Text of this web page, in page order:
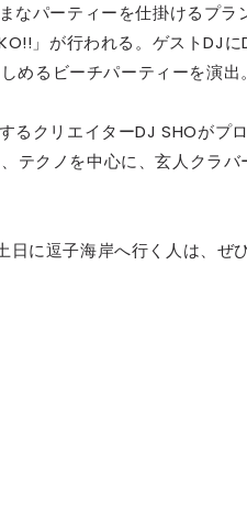
なパーティーを仕掛けるプラ
」が行われる。ゲストDJに
めるビーチパーティーを演出。
るクリエイターDJ SHOがプロ
テクノを中心に、玄人クラバ
日に逗子海岸へ行く人は、ぜ
3
セレブ御
クラブが
TOKYO」
4
IKEAがDJ
を発表
Aoyama